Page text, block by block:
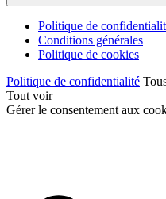
Politique de
Conditions générales
Politique de cookies
Politique de confidentialité
Tout voir
Gérer le consentement aux